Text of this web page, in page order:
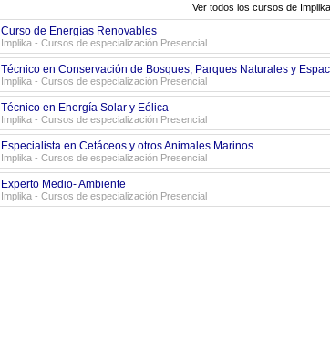
Ver todos los cursos de Implika
Curso de Energías Renovables
Implika - Cursos de especialización Presencial
Técnico en Conservación de Bosques, Parques Naturales y
Implika - Cursos de especialización Presencial
Técnico en Energía Solar y Eólica
Implika - Cursos de especialización Presencial
Especialista en Cetáceos y otros Animales Marinos
Implika - Cursos de especialización Presencial
Experto Medio- Ambiente
Implika - Cursos de especialización Presencial